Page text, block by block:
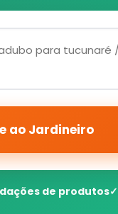
ao Jardineiro
de produtos